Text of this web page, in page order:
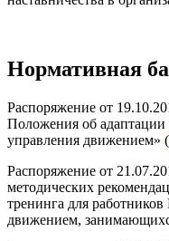
Нормативная
Распоряжение от
Положения об
управления движением» (
Распоряжение от
методических
тренинга для
движением,